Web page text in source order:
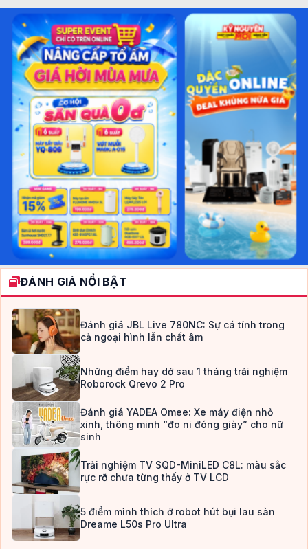
ĐÁNH GIÁ NỔI BẬT
Đánh giá JBL Live 780NC: Sự cá tính trong
cả ngoại hình lẫn chất âm
Những điểm hay dở sau 1 tháng trải nghiệm
Roborock Qrevo 2 Pro
Đánh giá YADEA Omee: Xe máy điện nhỏ
xinh, thông minh “đo ni đóng giày” cho nữ
sinh
Trải nghiệm TV SQD-MiniLED C8L: màu sắc
rực rỡ chưa từng thấy ở TV LCD
5 điểm mình thích ở robot hút bụi lau sàn
Dreame L50s Pro Ultra